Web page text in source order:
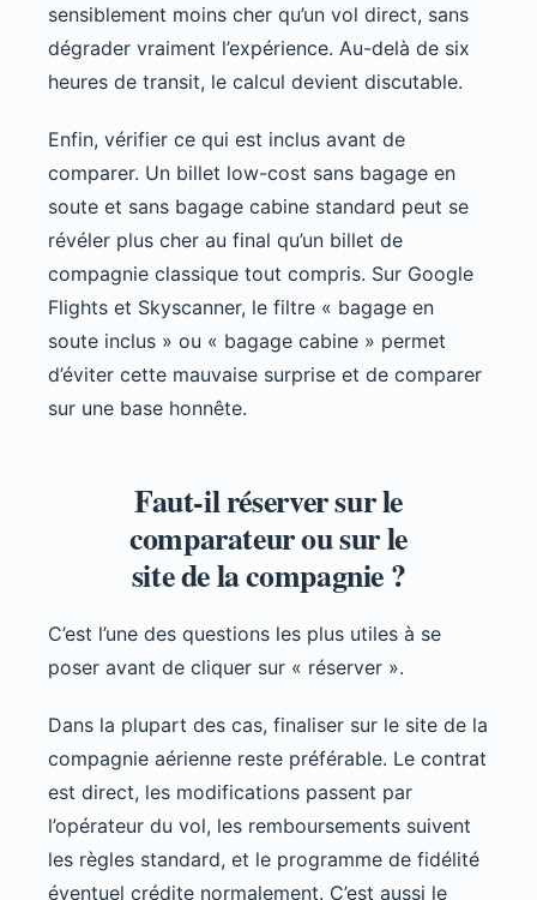
sensiblement moins cher qu’un vol direct, sans
dégrader vraiment l’expérience. Au-delà de six
heures de transit, le calcul devient discutable.
Enfin, vérifier ce qui est inclus avant de
comparer. Un billet low-cost sans bagage en
soute et sans bagage cabine standard peut se
révéler plus cher au final qu’un billet de
compagnie classique tout compris. Sur Google
Flights et Skyscanner, le filtre « bagage en
soute inclus » ou « bagage cabine » permet
d’éviter cette mauvaise surprise et de comparer
sur une base honnête.
Faut-il réserver sur le
comparateur ou sur le
site de la compagnie ?
C’est l’une des questions les plus utiles à se
poser avant de cliquer sur « réserver ».
Dans la plupart des cas, finaliser sur le site de la
compagnie aérienne reste préférable. Le contrat
est direct, les modifications passent par
l’opérateur du vol, les remboursements suivent
les règles standard, et le programme de fidélité
éventuel crédite normalement. C’est aussi le